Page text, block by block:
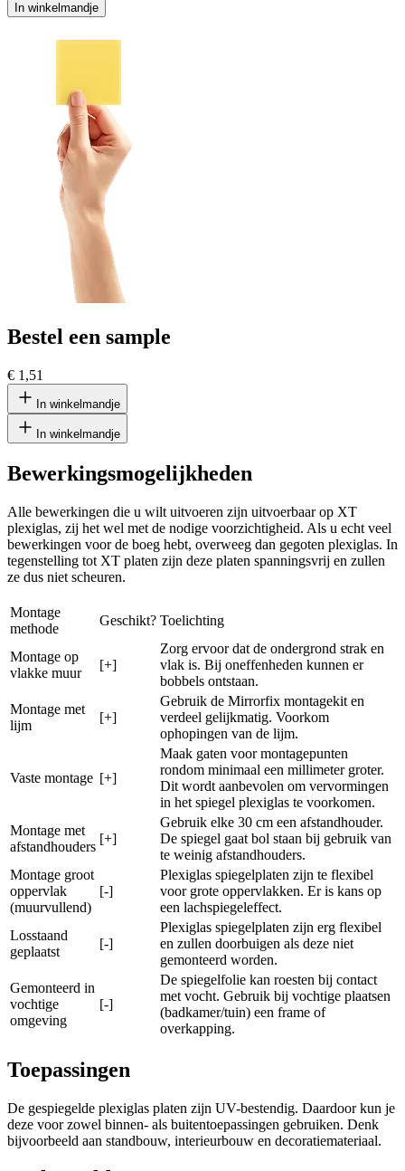
In winkelmandje
Bestel een sample
€ 1,51
In winkelmandje
In winkelmandje
Bewerkingsmogelijkheden
Alle bewerkingen die u wilt uitvoeren zijn uitvoerbaar op XT
plexiglas, zij het wel met de nodige voorzichtigheid. Als u echt veel
bewerkingen voor de boeg hebt, overweeg dan gegoten plexiglas. In
tegenstelling tot XT platen zijn deze platen spanningsvrij en zullen
ze dus niet scheuren.
Montage
methode
Geschikt? Toelichting
Montage op
vlakke muur
[+]
Zorg ervoor dat de ondergrond strak en
vlak is. Bij oneffenheden kunnen er
bobbels ontstaan.
Montage met
lijm
[+]
Gebruik de Mirrorfix montagekit en
verdeel gelijkmatig. Voorkom
ophopingen van de lijm.
Vaste montage [+]
Maak gaten voor montagepunten
rondom minimaal een millimeter groter.
Dit wordt aanbevolen om vervormingen
in het spiegel plexiglas te voorkomen.
Montage met
afstandhouders
[+]
Gebruik elke 30 cm een afstandhouder.
De spiegel gaat bol staan bij gebruik van
te weinig afstandhouders.
Montage groot
oppervlak
(muurvullend)
[-]
Plexiglas spiegelplaten zijn te flexibel
voor grote oppervlakken. Er is kans op
een lachspiegeleffect.
Losstaand
geplaatst
[-]
Plexiglas spiegelplaten zijn erg flexibel
en zullen doorbuigen als deze niet
gemonteerd worden.
Gemonteerd in
vochtige
omgeving
[-]
De spiegelfolie kan roesten bij contact
met vocht. Gebruik bij vochtige plaatsen
(badkamer/tuin) een frame of
overkapping.
Toepassingen
De gespiegelde plexiglas platen zijn UV-bestendig. Daardoor kun je
deze voor zowel binnen- als buitentoepassingen gebruiken. Denk
bijvoorbeeld aan standbouw, interieurbouw en decoratiemateriaal.